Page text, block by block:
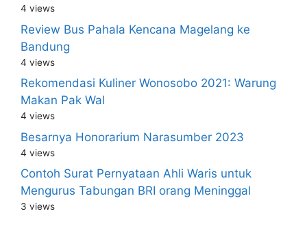
4 views
Review Bus Pahala Kencana Magelang ke
Bandung
4 views
Rekomendasi Kuliner Wonosobo 2021: Warung
Makan Pak Wal
4 views
Besarnya Honorarium Narasumber 2023
4 views
Contoh Surat Pernyataan Ahli Waris untuk
Mengurus Tabungan BRI orang Meninggal
3 views